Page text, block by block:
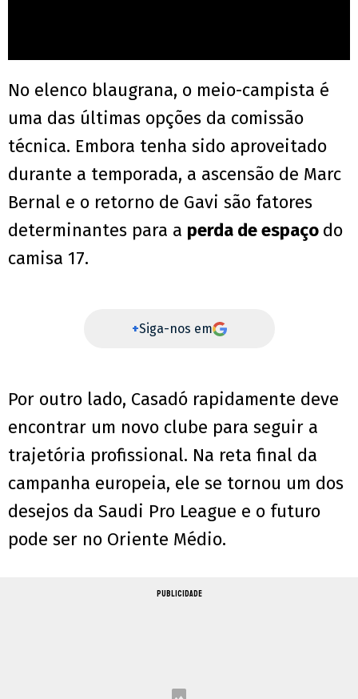
No elenco blaugrana, o meio-campista é
uma das últimas opções da comissão
técnica. Embora tenha sido aproveitado
durante a temporada, a ascensão de Marc
Bernal e o retorno de Gavi são fatores
determinantes para a perda de espaço do
camisa 17.
+Siga-nos em
Por outro lado, Casadó rapidamente deve
encontrar um novo clube para seguir a
trajetória profissional. Na reta final da
campanha europeia, ele se tornou um dos
desejos da Saudi Pro League e o futuro
pode ser no Oriente Médio.
PUBLICIDADE